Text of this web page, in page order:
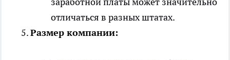
отличаться в разных штатах.
Размер компании: